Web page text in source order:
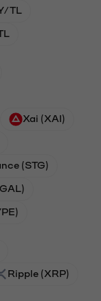
TL
Xai (XAI)
(STG)
Ripple (XRP)